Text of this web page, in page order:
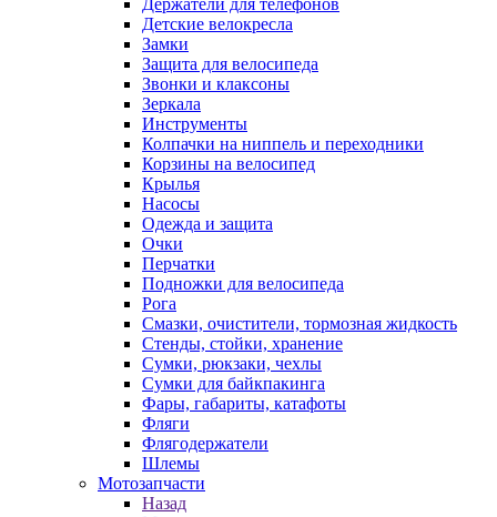
Держатели для телефонов
Детские велокресла
Замки
Защита для велосипеда
Звонки и клаксоны
Зеркала
Инструменты
Колпачки на ниппель и переходники
Корзины на велосипед
Крылья
Насосы
Одежда и защита
Очки
Перчатки
Подножки для велосипеда
Рога
Смазки, очистители, тормозная жидкость
Стенды, стойки, хранение
Сумки, рюкзаки, чехлы
Сумки для байкпакинга
Фары, габариты, катафоты
Фляги
Флягодержатели
Шлемы
Мотозапчасти
Назад